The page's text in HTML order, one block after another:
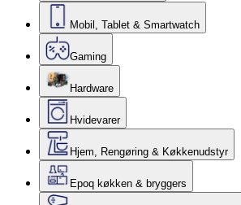
Mobil, Tablet & Smartwatch
Gaming
Hardware
Hvidevarer
Hjem, Rengøring & Køkkenudstyr
Epoq køkken & bryggers